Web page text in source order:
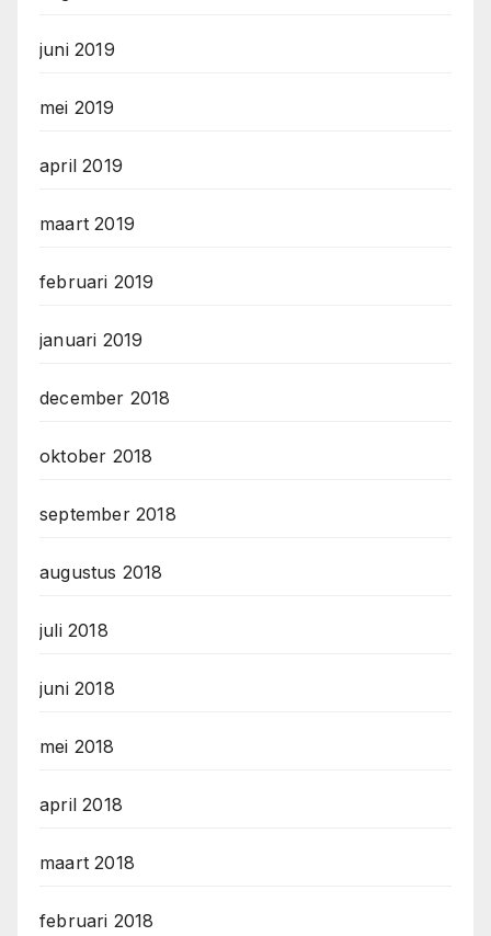
juni 2019
mei 2019
april 2019
maart 2019
februari 2019
januari 2019
december 2018
oktober 2018
september 2018
augustus 2018
juli 2018
juni 2018
mei 2018
april 2018
maart 2018
februari 2018